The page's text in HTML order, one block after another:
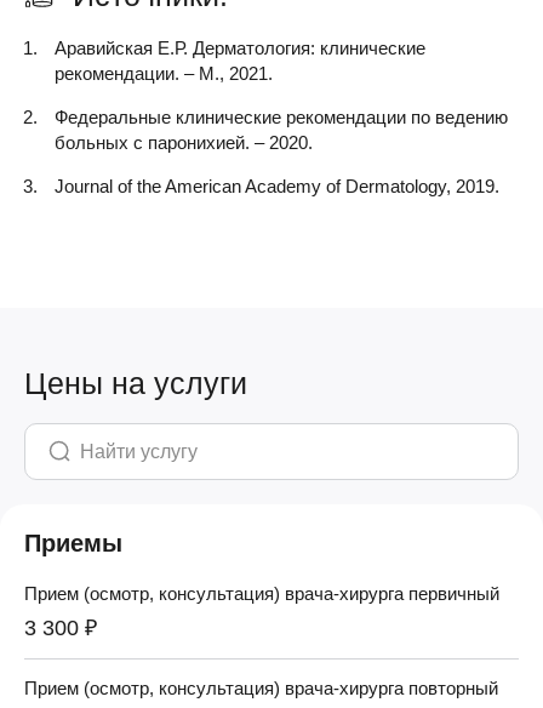
Аравийская Е.Р. Дерматология: клинические
рекомендации. – М., 2021.
Федеральные клинические рекомендации по ведению
больных с паронихией. – 2020.
Journal of the American Academy of Dermatology, 2019.
Цены на услуги
Приемы
Прием (осмотр, консультация) врача-хирурга первичный
3 300 ₽
Прием (осмотр, консультация) врача-хирурга повторный